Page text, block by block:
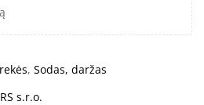
, Sodas, daržas
s.r.o.